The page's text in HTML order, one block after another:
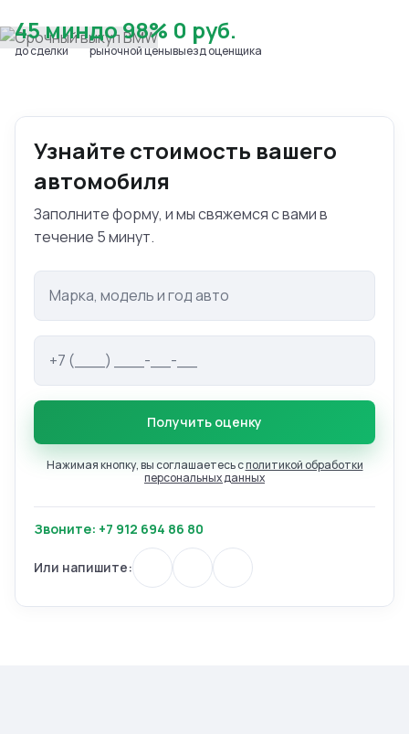
45 мин
до сделки
до 98%
рыночной цены
0 руб.
выезд оценщика
Узнайте стоимость вашего
автомобиля
Заполните форму, и мы свяжемся с вами в
течение 5 минут.
Марка и модель авто
Телефон
Получить оценку
Нажимая кнопку, вы соглашаетесь сполитикой обработки
персональных данных
Звоните: +7 912 694 86 80
Или напишите: